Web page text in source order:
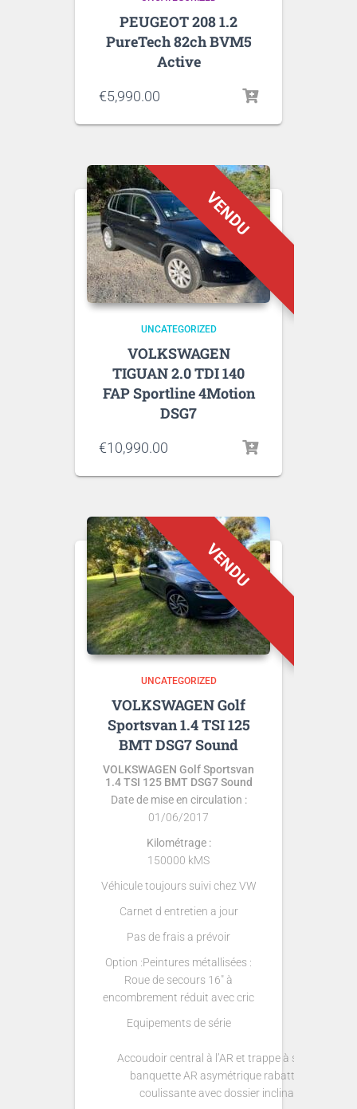
PEUGEOT 208 1.2
PureTech 82ch BVM5
Active
€5,990.00
UNCATEGORIZED
VOLKSWAGEN
TIGUAN 2.0 TDI 140
FAP Sportline 4Motion
DSG7
€10,990.00
UNCATEGORIZED
VOLKSWAGEN Golf
Sportsvan 1.4 TSI 125
BMT DSG7 Sound
VOLKSWAGEN Golf Sportsvan
1.4 TSI 125 BMT DSG7 Sound
Date de mise en circulation :
01/06/2017
Kilométrage :
150000 kMS
Véhicule toujours suivi chez VW
Carnet d entretien a jour
Pas de frais a prévoir
Option :Peintures métallisées :
Roue de secours 16″ à
encombrement réduit avec cric
Equipements de série
Accoudoir central à l’AR et trappe à ski pour
banquette AR asymétrique rabattable,
coulissante avec dossier inclinable